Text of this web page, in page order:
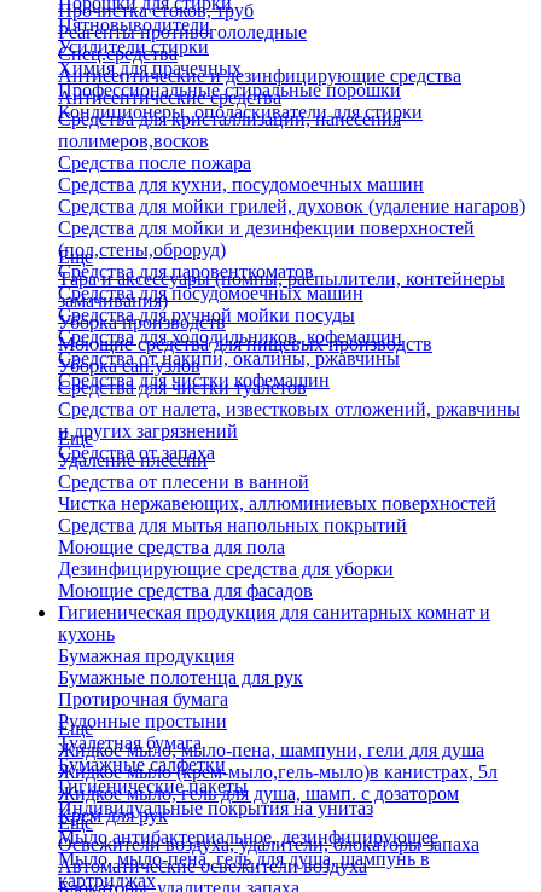
Пятновыводители
Усилители стирки
Химия для прачечных
Профессиональные стиральные порошки
Кондиционеры, ополаскиватели для стирки
Прочистка стоков, труб
Реагенты противогололедные
Спец.средства
Антисептические и дезинфицирующие средства
Антисептические средства
Средства для кристаллизации, нанесения
полимеров,восков
Средства после пожара
Средства для кухни, посудомоечных машин
Средства для мойки грилей, духовок (удаление нагаров)
Средства для мойки и дезинфекции поверхностей
(пол,стены,оброруд)
Средства для паровенткоматов
Средства для посудомоечных машин
Средства для ручной мойки посуды
Средства для холодильников, кофемашин
Средства от накипи, окалины, ржавчины
Средства для чистки кофемашин
Еще
Тара и аксессуары (помпы, распылители, контейнеры
замачивания)
Уборка производств
Моющие средства для пищевых производств
Уборка сан.узлов
Средства для чистки туалетов
Средства от налета, известковых отложений, ржавчины
и других загрязнений
Средства от запаха
Еще
Удаление плесени
Средства от плесени в ванной
Чистка нержавеющих, аллюминиевых поверхностей
Средства для мытья напольных покрытий
Моющие средства для пола
Дезинфицирующие средства для уборки
Моющие средства для фасадов
Гигиеническая продукция для санитарных комнат и
кухонь
Бумажная продукция
Бумажные полотенца для рук
Протирочная бумага
Рулонные простыни
Туалетная бумага
Бумажные салфетки
Гигиенические пакеты
Индивидуальные покрытия на унитаз
Еще
Жидкое мыло, мыло-пена, шампуни, гели для душа
Жидкое мыло (крем-мыло,гель-мыло)в канистрах, 5л
Жидкое мыло, гель для душа, шамп. с дозатором
Крем для рук
Мыло антибактериальное, дезинфицирующее
Мыло, мыло-пена, гель для душа, шампунь в
картриджах
Еще
Освежители воздуха, удалители, блокаторы запаха
Автоматические освежители воздуха
Блокаторы, удалители запаха